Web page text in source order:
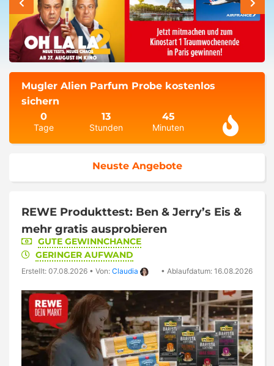
Mugler Alien Parfum Probe kostenlos
sichern
0
Tage
13
Stunden
45
Minuten
Neuste Angebote
REWE Produkttest: Ben & Jerry’s Eis &
mehr gratis ausprobieren
GUTE GEWINNCHANCE
GERINGER AUFWAND
Erstellt: 07.08.2026 • Von: Claudia • Ablaufdatum: 16.08.2026